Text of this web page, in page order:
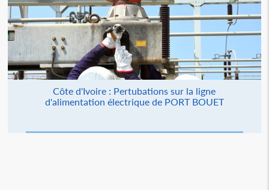
Côte d'Ivoire : Pertubations sur la ligne
d'alimentation électrique de PORT BOUET